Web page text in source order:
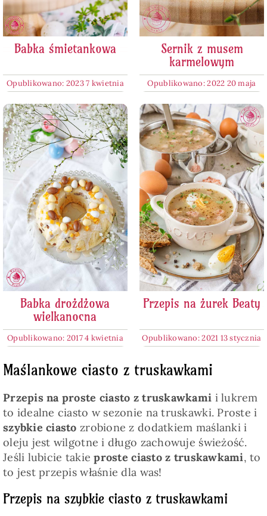
Babka śmietankowa
Opublikowano: 2023 7 kwietnia
Sernik z musem
karmelowym
Opublikowano: 2022 20 maja
Babka drożdżowa
wielkanocna
Opublikowano: 2017 4 kwietnia
Przepis na żurek Beaty
Opublikowano: 2021 13 stycznia
Maślankowe ciasto z truskawkami
Przepis na proste ciasto z truskawkami i lukrem
to idealne ciasto w sezonie na truskawki. Proste i
szybkie ciasto zrobione z dodatkiem maślanki i
oleju jest wilgotne i długo zachowuje świeżość.
Jeśli lubicie takieproste ciasto z truskawkami, to
to jest przepis właśnie dla was!
Przepis na szybkie ciasto z truskawkami